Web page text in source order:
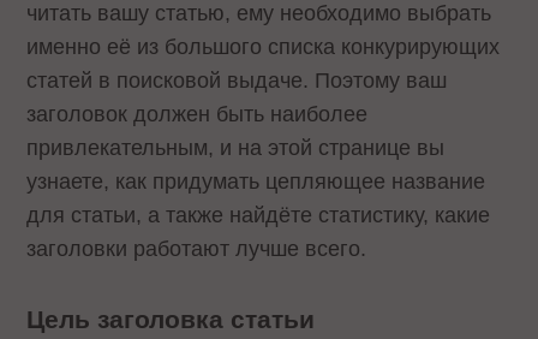
читать вашу статью, ему необходимо выбрать
именно её из большого списка конкурирующих
статей в поисковой выдаче. Поэтому ваш
заголовок должен быть наиболее
привлекательным, и на этой странице вы
узнаете, как придумать цепляющее название
для статьи, а также найдёте статистику, какие
заголовки работают лучше всего.
Цель заголовка статьи